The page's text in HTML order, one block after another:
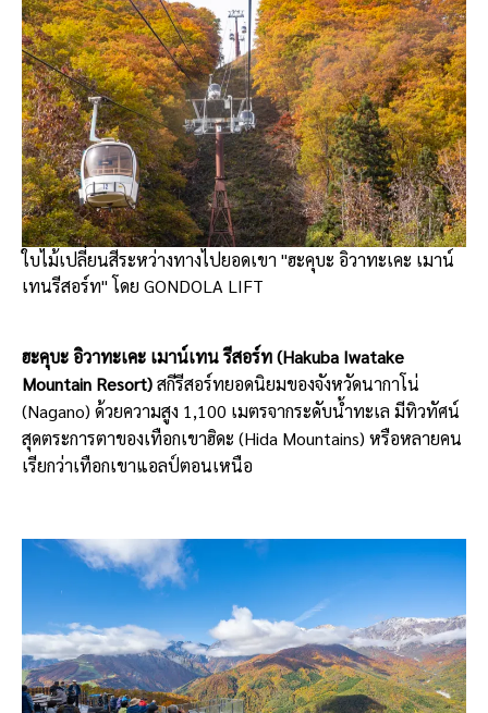
ใบไม้เปลี่ยนสีระหว่างทางไปยอดเขา "ฮะคุบะ อิวาทะเคะ เมาน์
เทนรีสอร์ท" โดย GONDOLA LIFT
ฮะคุบะ อิวาทะเคะ เมาน์เทน รีสอร์ท (Hakuba Iwatake
Mountain Resort)สกีรีสอร์ทยอดนิยมของจังหวัดนากาโน่
(Nagano) ด้วยความสูง 1,100 เมตรจากระดับน้ำทะเล มีทิวทัศน์
สุดตระการตาของเทือกเขาฮิดะ (Hida Mountains) หรือหลายคน
เรียกว่าเทือกเขาแอลป์ตอนเหนือ